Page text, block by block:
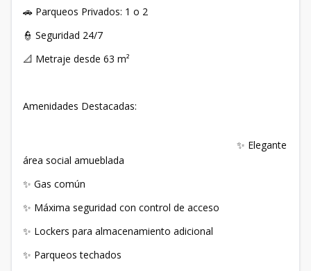
🚗 Parqueos Privados: 1 o 2
👮 Seguridad 24/7
📐 Metraje desde 63 m²
Amenidades Destacadas:
✨ Elegante
área social amueblada
✨ Gas común
✨ Máxima seguridad con control de acceso
✨ Lockers para almacenamiento adicional
✨ Parqueos techados